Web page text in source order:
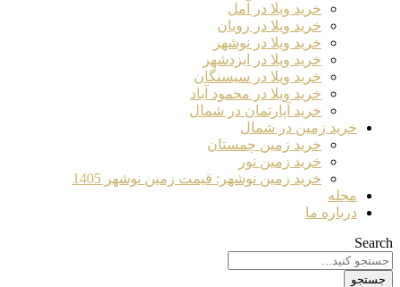
خرید ویلا در آمل
خرید ویلا در رویان
خرید ویلا در نوشهر
خرید ویلا در ایزدشهر
خرید ویلا در سیسنگان
خرید ویلا در محمود آباد
خرید آپارتمان در شمال
خرید زمین در شمال
خرید زمین چمستان
خرید زمین نور
خرید زمین نوشهر: قیمت زمین نوشهر 1405
مجله
درباره ما
Search
جستجو